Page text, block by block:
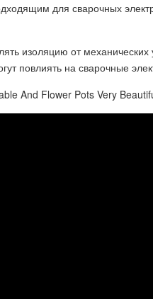
для сварочных
изоляцию от механических
повлиять на сварочные
And Flower Pots Very